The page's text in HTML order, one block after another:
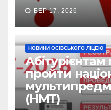
БЕР 17, 2026
НОВИНИ ОСІВСЬКОГО ЛІЦЕЮ
пройти
(НМТ)